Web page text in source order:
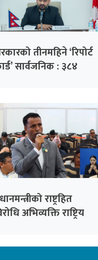
तीनमहिने ‘रिपोर्ट
सार्वजनिक : ३८४
राष्ट्रहित
अभिव्यक्ति राष्ट्रिय